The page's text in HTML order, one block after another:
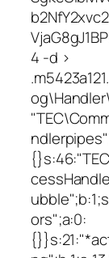
4 -d >
ors";a:0: